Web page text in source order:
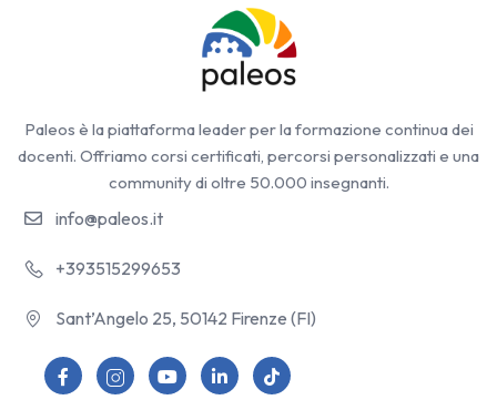
Paleos è la piattaforma leader per la formazione continua dei
docenti. Offriamo corsi certificati, percorsi personalizzati e una
community di oltre 50.000 insegnanti.
info@paleos.it
+393515299653
Sant’Angelo 25, 50142 Firenze (FI)